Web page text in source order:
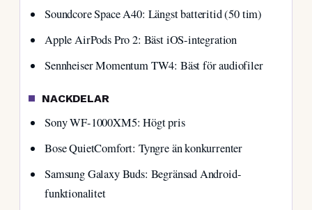
Soundcore Space A40: Längst batteritid (50 tim)
Apple AirPods Pro 2: Bäst iOS-integration
Sennheiser Momentum TW4: Bäst för audiofiler
NACKDELAR
Sony WF-1000XM5: Högt pris
Bose QuietComfort: Tyngre än konkurrenter
Samsung Galaxy Buds: Begränsad Android-
funktionalitet